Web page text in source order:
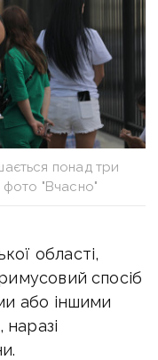
понад три
фото "Вчасно"
області,
спосіб
або іншими